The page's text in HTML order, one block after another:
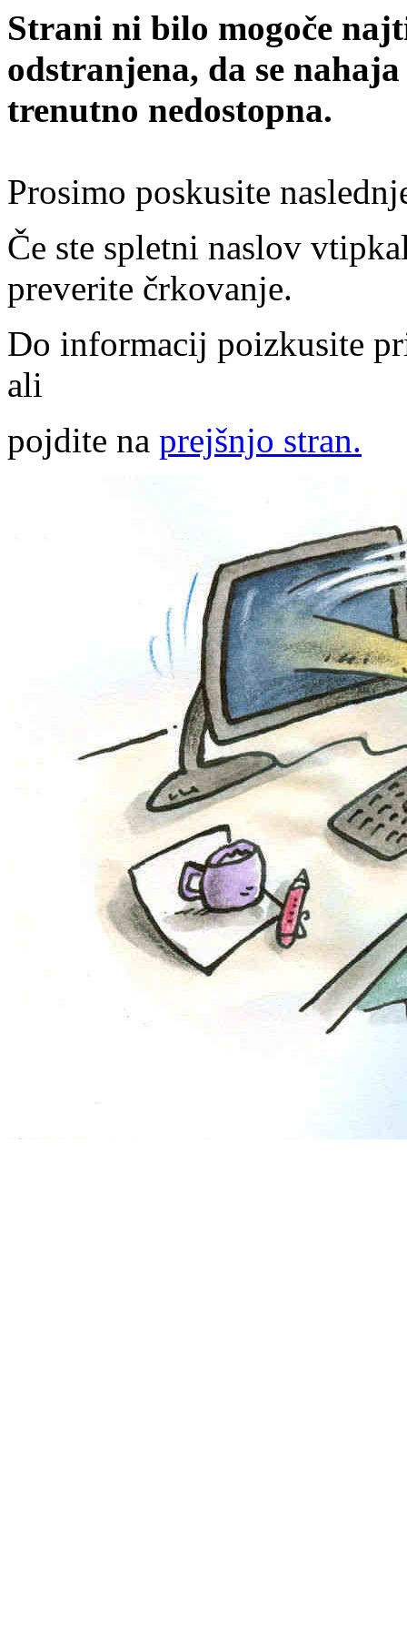
Strani ni bilo mogoče
odstranjena, da se
trenutno nedostopna.
Prosimo poskusite
Če ste spletni naslov
preverite črkovanje.
Do informacij poizkusite
ali
pojdite na prejšnjo stran.